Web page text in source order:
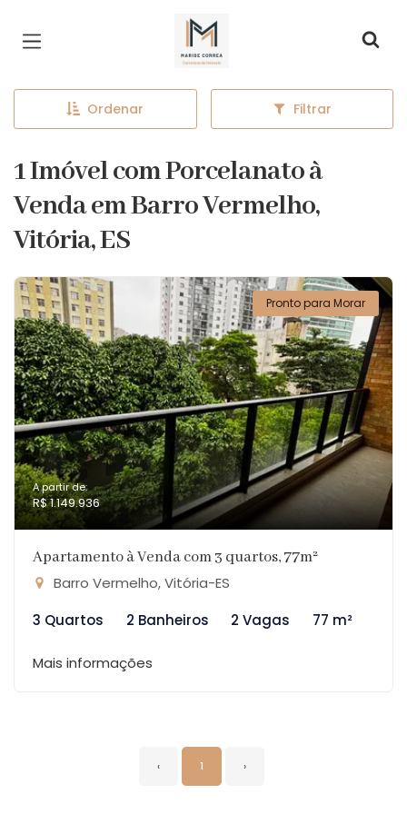
Página inicial
Ordenar Filtrar
1 Imóvel com Porcelanato à
Venda em Barro Vermelho,
Vitória, ES
Pronto para Morar
A partir de:
R$ 1.149.936
Apartamento à Venda com 3 quartos, 77m²
Barro Vermelho, Vitória-ES
3 Quartos
2 Banheiros 2 Vagas 77 m²
Mais informações
‹ 1 ›